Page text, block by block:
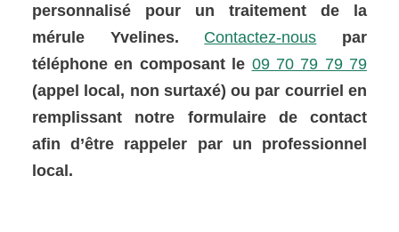
personnalisé pour un traitement de la
mérule Yvelines. Contactez-nous par
téléphone en composant le 09 70 79 79 79
(appel local, non surtaxé) ou par courriel en
remplissant notre formulaire de contact
afin d’être rappeler par un professionnel
local.